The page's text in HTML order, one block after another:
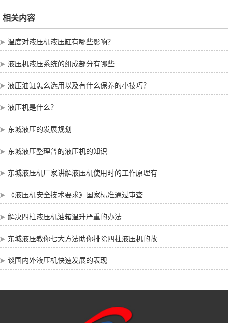
相关内容
温度对液压机液压缸有哪些影响？
液压机液压系统的组成部分有哪些
液压油缸怎么选用以及有什么保养的小技巧？
液压机是什么？
东城液压的发展规划
东城液压整理普的液压机的知识
东城液压机厂家讲解液压机使用时的工作原理有
《液压机安全技术要求》国家标准通过审查
解决四柱液压机油箱温升严重的办法
东城液压教你七大方法助你排除四柱液压机的故
谈国内外液压机快速发展的表现